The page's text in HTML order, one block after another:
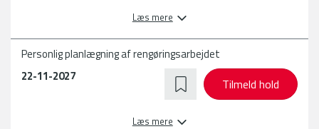
Læs mere
22-11-2027
Personlig planlægning af rengøringsarbejdet
Læs mere
Tilmeld hold